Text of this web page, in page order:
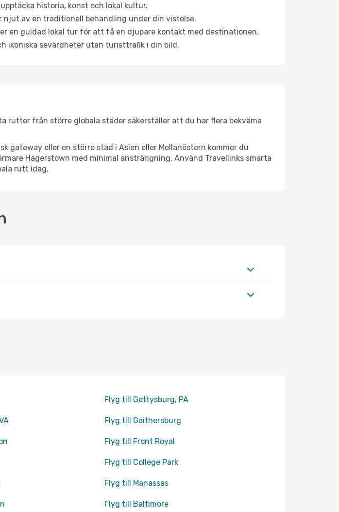
historia, konst och lokal kultur.
njut av en traditionell behandling under din vistelse.
en guidad lokal tur för att få en djupare kontakt med destinationen.
ikoniska sevärdheter utan turisttrafik i din bild.
från större globala städer säkerställer att du har flera bekväma
gateway eller en större stad i Asien eller Mellanöstern kommer du
Hagerstown med minimal ansträngning. Använd Travellinks smarta
rutt idag.
Flyg till Gettysburg, PA
Flyg till Gaithersburg
Flyg till Front Royal
Flyg till College Park
Flyg till Manassas
Flyg till Baltimore